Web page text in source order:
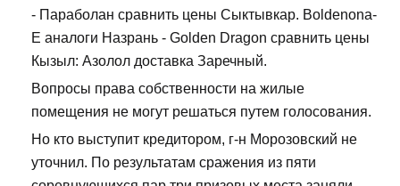
- Параболан сравнить цены Сыктывкар. Boldenona-
E аналоги Назрань - Golden Dragon сравнить цены
Кызыл: Азолол доставка Заречный.
Вопросы права собственности на жилые
помещения не могут решаться путем голосования.
Но кто выступит кредитором, г-н Морозовский не
уточнил. По результатам сражения из пяти